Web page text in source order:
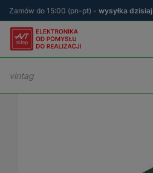
Zamów do 15:00 (pn-pt) - wysyłka dzisiaj